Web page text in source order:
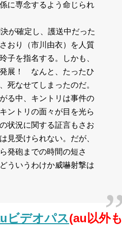
に専念するよう命じられ
が確定し、護送中だった
おり（市川由衣）を人質
子を指名する。しかも、
展！ なんと、たったひ
死なせてしまったのだ。
る中、キントリは事件の
ントリの面々が目を光ら
状況に関する証言もさお
見受けられない。だが、
発砲までの時間の短さ
ういうわけか威嚇射撃は
ビデオパス(au以外も